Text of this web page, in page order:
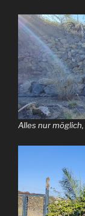
Alles nur